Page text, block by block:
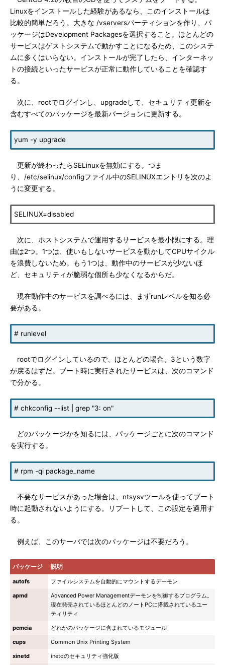
Linuxをインストールした経験があるなら、このインストールは
比較的簡単だろう。大きな /vserversパーティションを作り、パ
ッケージはDevelopment Packagesを選択すること。ほとんどの
サービスはゲストシステムで動かすことになるため、このシステ
ムに多くはいらない。インストールが完了したら、インターネッ
トの接続といったサービスが正常に動作していることを確認す
る。
次に、rootでログインし、upgradeして、セキュリティ更新を
含むすべてのパッケージを最新バージョンに更新する。
yum -y upgrade
更新が終わったらSELinuxを無効にする。つま
り、/etc/selinux/configファイル中のSELINUXエントリを次のよ
うに変更する。
SELINUX=disabled
次に、ホストシステムで運用するサービスを最小限にする。理
由は2つ。1つは、使いもしないサービスを動かしてCPUサイクル
を浪費しないため。もう1つは、動作中のサービスが少ないほ
ど、セキュリティが脆弱な個所も少なくなるからだ。
現在動作中のサービスを調べるには、まずrunレベルを知る必
要がある。
# runlevel
rootでログインしているので、ほとんどの場合、3という数字
が戻るはずだ。ブート時に実行されたサービスは、次のコマンド
で分かる。
# chkconfig --list | grep "3: on"
どのパッケージかを知るには、パッケージごとに次のコマンド
を実行する。
# rpm -qi package_name
不要なサービスがあった場合は、ntsysvツールを使ってブート
時に起動されないようにする。リブートして、この設定を適用す
る。
例えば、このサーバでは次のパッケージは不要だろう。
パッケージ 説明
autofs
ファイルシステムを自動的にマウントするデーモン
apmd
Advanced Power Managementデーモンを制御するプログラム。
現在発売されているほとんどのノートPCに搭載されているユー
ティリティ
pcmcia
どれかのパッケージに含まれているモジュール
cups
Common Unix Printing System
xinetd
inetdのセキュリティ強化版